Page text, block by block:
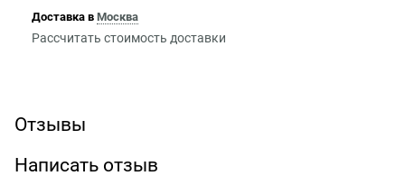
Доставка в Москва
Рассчитать стоимость доставки
Отзывы
Написать отзыв